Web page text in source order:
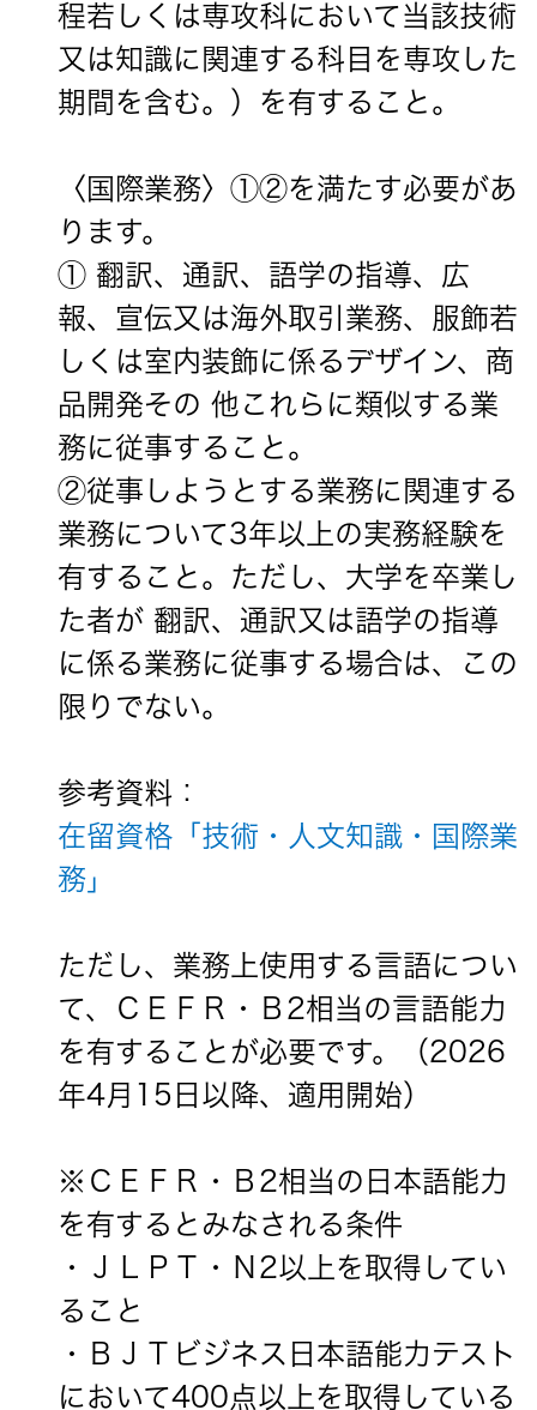
程若しくは専攻科において当該技術
又は知識に関連する科目を専攻した
期間を含む。）を有すること。
〈国際業務〉①②を満たす必要があ
ります。
① 翻訳、通訳、語学の指導、広
報、宣伝又は海外取引業務、服飾若
しくは室内装飾に係るデザイン、商
品開発その 他これらに類似する業
務に従事すること。
②従事しようとする業務に関連する
業務について3年以上の実務経験を
有すること。ただし、大学を卒業し
た者が 翻訳、通訳又は語学の指導
に係る業務に従事する場合は、この
限りでない。
参考資料：
在留資格「技術・人文知識・国際業
務」
ただし、業務上使用する言語につい
て、ＣＥＦＲ・Ｂ2相当の言語能力
を有することが必要です。（2026
年4月15日以降、適用開始）
※ＣＥＦＲ・Ｂ2相当の日本語能力
を有するとみなされる条件
・ＪＬＰＴ・Ｎ2以上を取得してい
ること
・ＢＪＴビジネス日本語能力テスト
において400点以上を取得している